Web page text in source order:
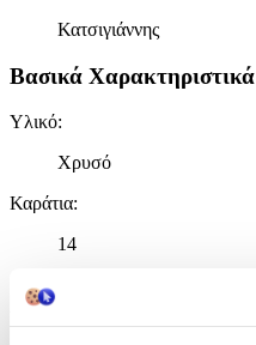
Κατσιγιάννης
Βασικά Χαρακτηριστικά
Υλικό:
Χρυσό
Καράτια:
14
Δίχρωμη